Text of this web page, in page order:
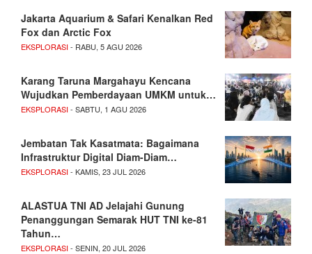
Jakarta Aquarium & Safari Kenalkan Red
Fox dan Arctic Fox
EKSPLORASI- RABU, 5 AGU 2026
Karang Taruna Margahayu Kencana
Wujudkan Pemberdayaan UMKM untuk…
EKSPLORASI- SABTU, 1 AGU 2026
Jembatan Tak Kasatmata: Bagaimana
Infrastruktur Digital Diam-Diam…
EKSPLORASI- KAMIS, 23 JUL 2026
ALASTUA TNI AD Jelajahi Gunung
Penanggungan Semarak HUT TNI ke-81
Tahun…
EKSPLORASI- SENIN, 20 JUL 2026